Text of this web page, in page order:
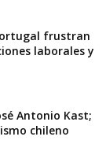
frustran
laborales y
Antonio Kast;
chileno